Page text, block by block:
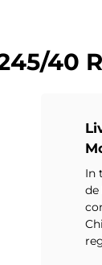
40
In